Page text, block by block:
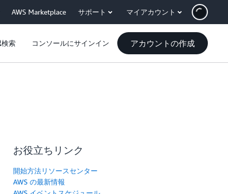
AWS Marketplace サポート マイアカウント
検索 コンソールにサインイン アカウントの作成
お役立ちリンク
開始方法リソースセンター
AWS の最新情報